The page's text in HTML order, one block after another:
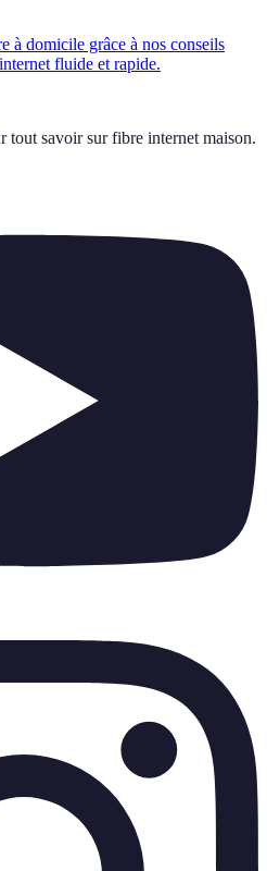
à domicile grâce à nos conseils
fluide et rapide.
tout savoir sur fibre internet maison.